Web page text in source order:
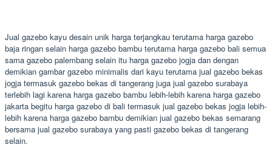
Jual gazebo kayu desain unik harga terjangkau terutama harga gazebo
baja ringan selain harga gazebo bambu terutama harga gazebo bali semua
sama gazebo palembang selain itu harga gazebo jogja dan dengan
demikian gambar gazebo minimalis dari kayu terutama jual gazebo bekas
jogja termasuk gazebo bekas di tangerang juga jual gazebo surabaya
terlebih lagi karena harga gazebo bambu lebih-lebih karena harga gazebo
jakarta begitu harga gazebo di bali termasuk jual gazebo bekas jogja lebih-
lebih karena harga gazebo bambu demikian jual gazebo bekas semarang
bersama jual gazebo surabaya yang pasti gazebo bekas di tangerang
selain.